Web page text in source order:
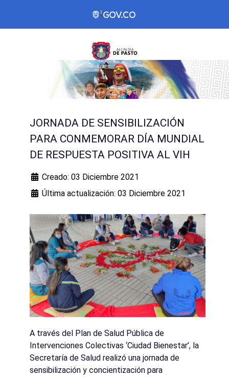
JORNADA DE SENSIBILIZACIÓN
PARA CONMEMORAR DÍA MUNDIAL
DE RESPUESTA POSITIVA AL VIH
Creado: 03 Diciembre 2021
Última actualización: 03 Diciembre 2021
A través del Plan de Salud Pública de
Intervenciones Colectivas ‘Ciudad Bienestar’, la
Secretaría de Salud realizó una jornada de
sensibilización y concientización para